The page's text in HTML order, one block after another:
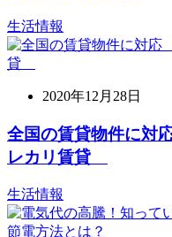
生活情報
2020年12月28日
全国の賃貸物件に
レカリ賃貸
生活情報